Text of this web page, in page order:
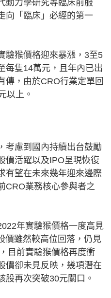
動力學研究等臨床前服
向「臨床」必經的第一
猴價格迎來暴漲，3至5
每隻14萬元，且年內已出
傳，由於CRO行業定單回
以上。
慮到國內持續出台鼓勵
價活躍以及IPO呈現恢復
有望在未來幾年迎來邊際
CRO業務核心參與者之
年實驗猴價格一度高見
價雖然較高位回落，仍見
目前實驗猴價格再度衝
價卻未見反映，幾項潛在
股再次突破30元關口。